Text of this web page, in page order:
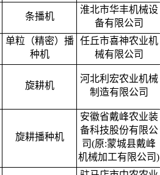
条播机
淮北市华丰机械设
备有限公司
单粒（精密）播
种机
任丘市喜神农业机
械有限公司
旋耕机
河北利宏农业机械
制造有限公司
旋耕播种机
安徽省戴峰农业装
备科技股份有限公
司(原:蒙城县戴峰
机械加工有限公司)